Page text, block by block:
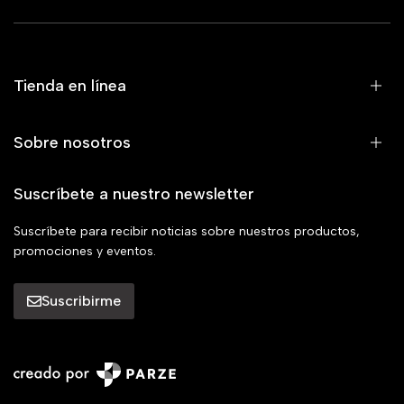
Tienda en línea
Sobre nosotros
Suscríbete a nuestro newsletter
Suscríbete para recibir noticias sobre nuestros productos,
promociones y eventos.
Suscribirme